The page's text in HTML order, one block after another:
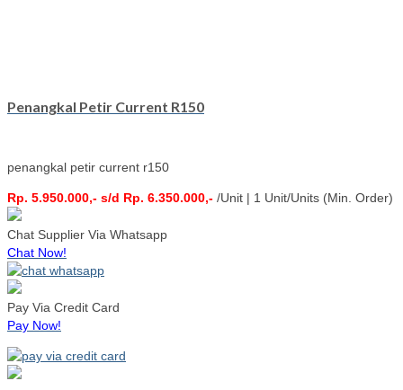
Penangkal Petir Current R150
penangkal petir current r150
Rp. 5.950.000,- s/d Rp. 6.350.000,- /Unit | 1 Unit/Units (Min. Order)
Chat Supplier Via Whatsapp
Chat Now!
Pay Via Credit Card
Pay Now!